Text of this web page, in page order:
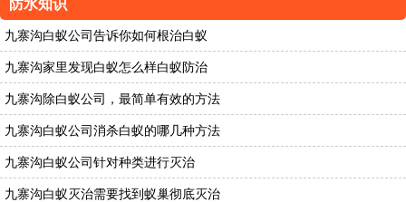
防水知识
九寨沟白蚁公司告诉你如何根治白蚁
九寨沟家里发现白蚁怎么样白蚁防治
九寨沟除白蚁公司，最简单有效的方法
九寨沟白蚁公司消杀白蚁的哪几种方法
九寨沟白蚁公司针对种类进行灭治
九寨沟白蚁灭治需要找到蚁巢彻底灭治